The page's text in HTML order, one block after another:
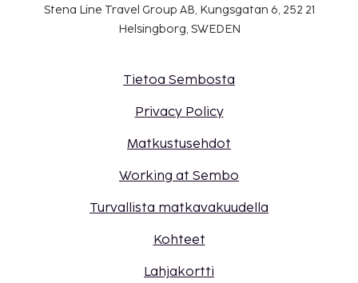
Stena Line Travel Group AB, Kungsgatan 6, 252 21
Helsingborg, SWEDEN
Tietoa Sembosta
Privacy Policy
Matkustusehdot
Working at Sembo
Turvallista matkavakuudella
Kohteet
Lahjakortti